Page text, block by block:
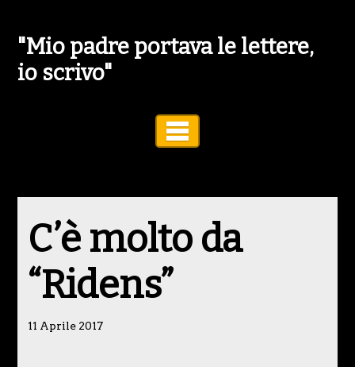
"Mio padre portava le lettere,
io scrivo"
C’è molto da
“Ridens”
11 Aprile 2017